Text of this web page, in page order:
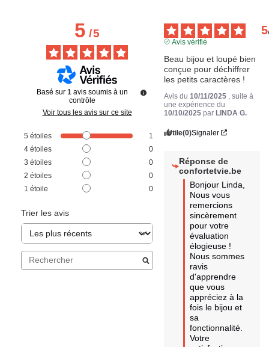
5/5
Basé sur 1 avis soumis à un
contrôle
Voir tous les avis sur ce site
5 étoiles
1
4 étoiles
0
3 étoiles
0
2 étoiles
0
1 étoile 0
Trier les avis
5
Avis vérifié
Beau bijou et loupé bien
conçue pour déchiffrer
les petits caractères !
Avis du 10/11/2025
, suite à
une expérience du
10/10/2025 parLINDA G.
Utile(0)Signaler
Réponse de
confortetvie.be
Bonjour Linda,
Nous vous
remercions
sincèrement
pour votre
évaluation
élogieuse !
Nous sommes
ravis
d'apprendre
que vous
appréciez à la
fois le bijou et
sa
fonctionnalité.
Votre